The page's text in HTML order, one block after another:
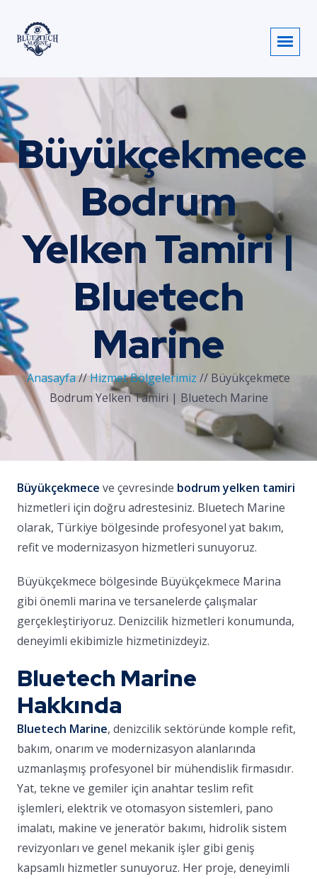
Büyükçekmece
Bodrum
Yelken Tamiri |
Bluetech
Marine
Anasayfa//Hizmet Bölgelerimiz // Büyükçekmece
Bodrum Yelken Tamiri | Bluetech Marine
Büyükçekmece ve çevresinde bodrum yelken tamiri
hizmetleri için doğru adrestesiniz. Bluetech Marine
olarak, Türkiye bölgesinde profesyonel yat bakım,
refit ve modernizasyon hizmetleri sunuyoruz.
Büyükçekmece bölgesinde Büyükçekmece Marina
gibi önemli marina ve tersanelerde çalışmalar
gerçekleştiriyoruz. Denizcilik hizmetleri konumunda,
deneyimli ekibimizle hizmetinizdeyiz.
Bluetech Marine
Hakkında
Bluetech Marine, denizcilik sektöründe komple refit,
bakım, onarım ve modernizasyon alanlarında
uzmanlaşmış profesyonel bir mühendislik firmasıdır.
Yat, tekne ve gemiler için anahtar teslim refit
işlemleri, elektrik ve otomasyon sistemleri, pano
imalatı, makine ve jeneratör bakımı, hidrolik sistem
revizyonları ve genel mekanik işler gibi geniş
kapsamlı hizmetler sunuyoruz. Her proje, deneyimli